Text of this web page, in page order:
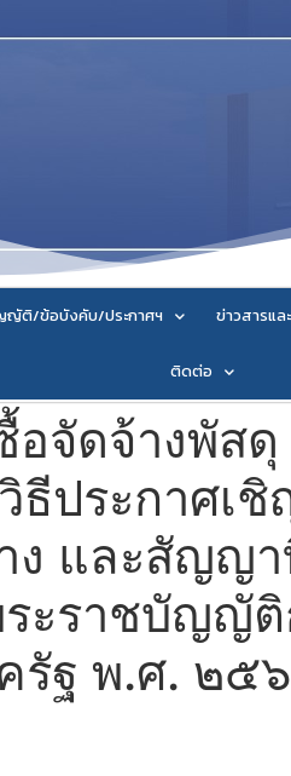
ญัติ/ข้อบังคับ/ประกาศฯ ข่าวสารแล
ติดต่อ
อจัดจ้างพัส
ประกาศเ
ง และสัญญ
ะราชบัญญั
รัฐ พ.ศ. ๒๕